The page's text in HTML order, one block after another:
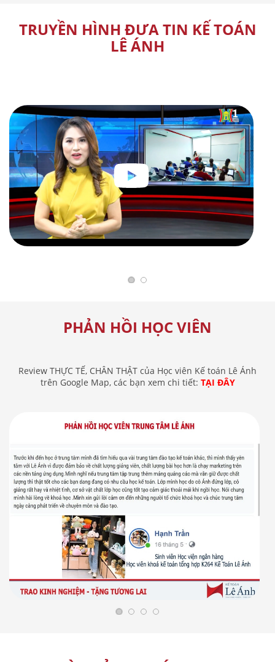
TRUYỀN HÌNH ĐƯA TIN KẾ TOÁN
LÊ ÁNH
PHẢN HỒI HỌC VIÊN
Review THỰC TẾ, CHÂN THẬT của Học viên Kế toán Lê Ánh
trên Google Map, các bạn xem chi tiết: TẠI ĐÂY